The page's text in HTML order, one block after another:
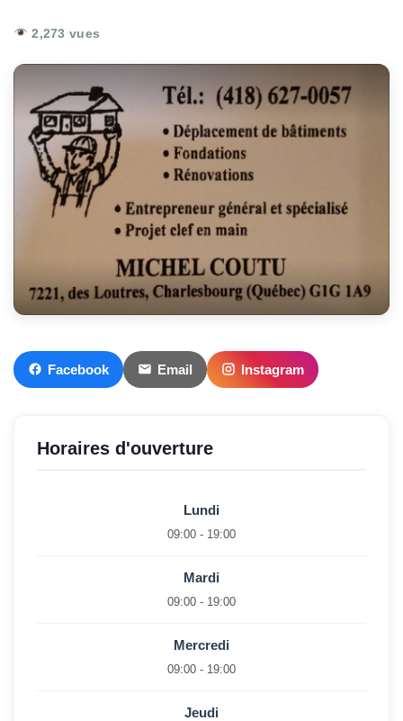
2,273 vues
Facebook Email Instagram
Horaires d'ouverture
Lundi
09:00 - 19:00
Mardi
09:00 - 19:00
Mercredi
09:00 - 19:00
Jeudi